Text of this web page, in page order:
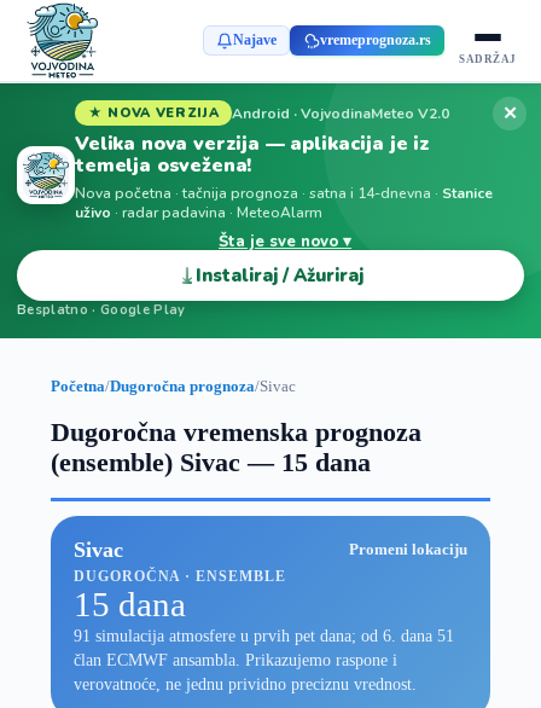
Najave vremeprognoza.rs
SADRŽAJ
★ NOVA VERZIJA Android · VojvodinaMeteo V2.0
Velika nova verzija — aplikacija je iz
temelja osvežena!
Nova početna · tačnija prognoza · satna i 14-dnevna · Stanice
uživo · radar padavina · MeteoAlarm
Šta je sve novo ▾
⤓ Instaliraj / Ažuriraj
Besplatno · Google Play
✕
Početna/Dugoročna prognoza/Sivac
Dugoročna vremenska prognoza
(ensemble) Sivac — 15 dana
Sivac Promeni lokaciju
DUGOROČNA · ENSEMBLE
15 dana
91 simulacija atmosfere u prvih pet dana; od 6. dana 51
član ECMWF ansambla. Prikazujemo raspone i
verovatnoće, ne jednu prividno preciznu vrednost.